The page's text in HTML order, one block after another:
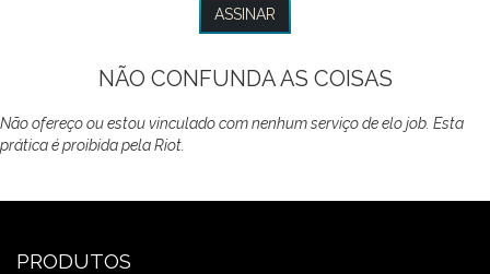
NÃO CONFUNDA AS COISAS
Não ofereço ou estou vinculado com nenhum serviço de elo job. Esta
prática é proibida pela Riot.
PRODUTOS